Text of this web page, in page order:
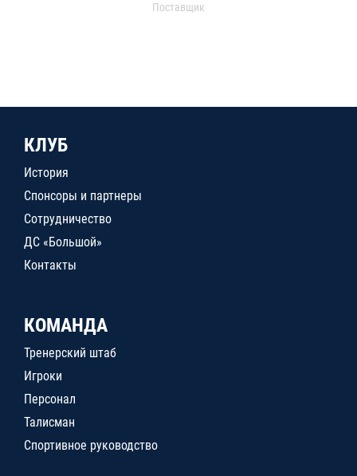
Поставщик
КЛУБ
История
Спонсоры и партнеры
Сотрудничество
ДС «Большой»
Контакты
КОМАНДА
Тренерский штаб
Игроки
Персонал
Талисман
Спортивное руководство